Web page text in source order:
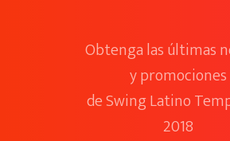
Obtenga las últimas
y promociones
de Swing Latino
2018